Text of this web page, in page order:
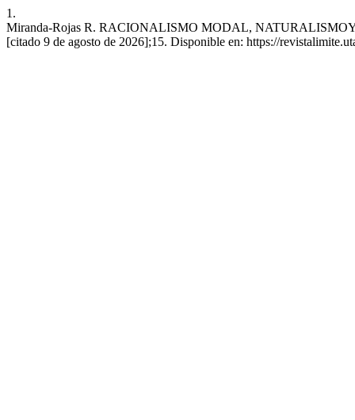
1.
Miranda-Rojas R. RACIONALISMO MODAL,
[citado 9 de agosto de 2026];15. Disponible en: https://